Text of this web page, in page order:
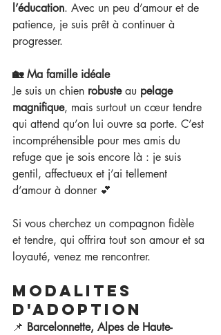
l’éducation. Avec un peu d’amour et de
patience, je suis prêt à continuer à
progresser.
🏡 Ma famille idéale
Je suis un chien robuste au pelage
magnifique, mais surtout un cœur tendre
qui attend qu’on lui ouvre sa porte. C’est
incompréhensible pour mes amis du
refuge que je sois encore là : je suis
gentil, affectueux et j’ai tellement
d’amour à donner 💕
Si vous cherchez un compagnon fidèle
et tendre, qui offrira tout son amour et sa
loyauté, venez me rencontrer.
MODALITES
D'ADOPTION
📌 Barcelonnette, Alpes de Haute-